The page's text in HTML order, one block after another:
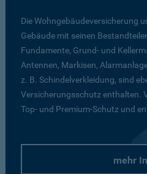
Die Wohngebäudeversicherung
Gebäude mit seinen
Fundamente, Grund- und
Antennen, Markisen,
z. B. Schindelverkleidung, sind
Versicherungsschutz enthalten.
Top- und Premium-Schutz und
mehr